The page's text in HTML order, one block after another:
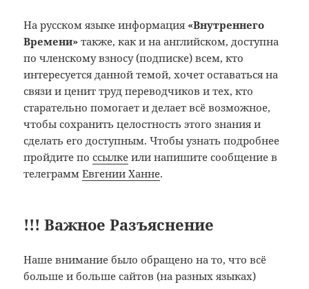
На русском языке информация «Внутреннего
Времени» также, как и на английском, доступна
по членскому взносу (подписке) всем, кто
интересуется данной темой, хочет оставаться на
связи и ценит труд переводчиков и тех, кто
старательно помогает и делает всё возможное,
чтобы сохранить целостность этого знания и
сделать его доступным. Чтобы узнать подробнее
пройдите поссылке или напишите сообщение в
телеграммЕвгении Ханне.
!!!Важное Разъяснение
Наше внимание было обращено на то, что всё
больше и больше сайтов (на разных языках)